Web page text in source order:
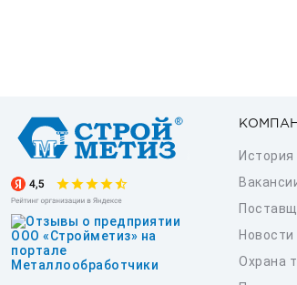
История
Новости
Охрана